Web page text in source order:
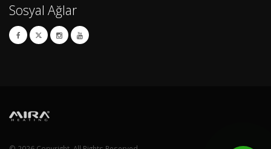
Sosyal Ağlar